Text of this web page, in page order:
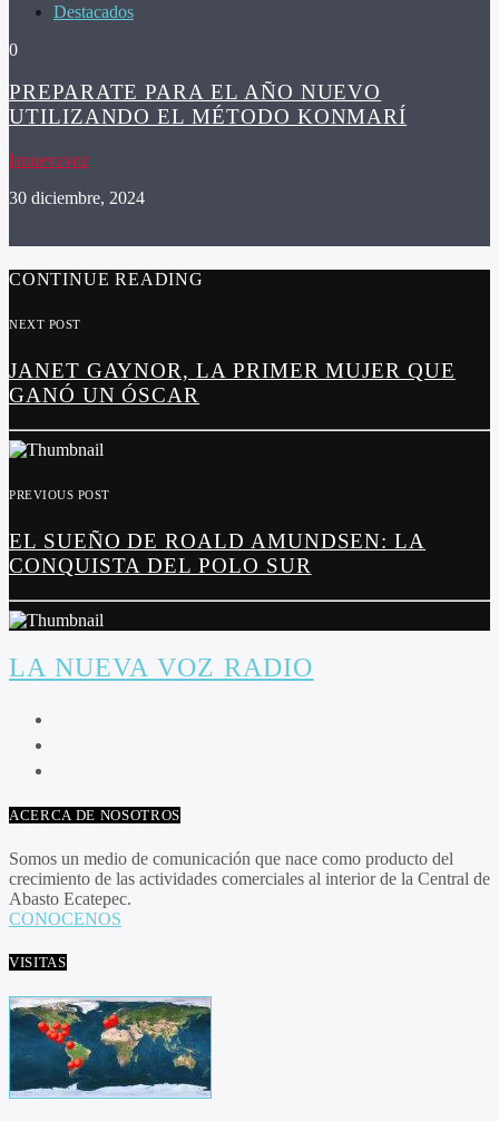
Destacados
0
PREPARATE PARA EL AÑO NUEVO
UTILIZANDO EL MÉTODO KONMARÍ
lanuevavoz
30 diciembre, 2024
CONTINUE READING
NEXT POST
JANET GAYNOR, LA PRIMER MUJER QUE
GANÓ UN ÓSCAR
PREVIOUS POST
EL SUEÑO DE ROALD AMUNDSEN: LA
CONQUISTA DEL POLO SUR
LA NUEVA VOZ RADIO
ACERCA DE NOSOTROS
Somos un medio de comunicación que nace como producto del
crecimiento de las actividades comerciales al interior de la Central de
Abasto Ecatepec.
CONOCENOS
VISITAS